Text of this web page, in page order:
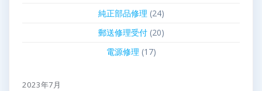
純正部品修理 (24)
郵送修理受付(20)
電源修理 (17)
2023年7月